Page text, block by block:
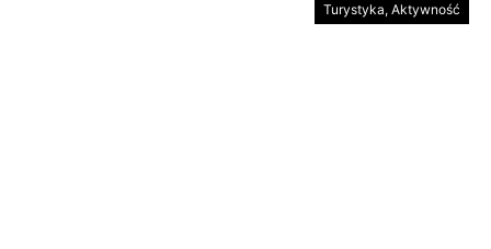
Turystyka, Aktywność